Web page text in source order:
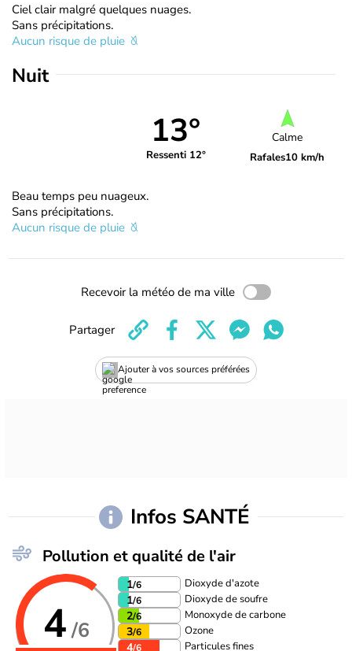
Ciel clair malgré quelques nuages.
Sans précipitations.
Aucun risque de pluie
Nuit
13°
Ressenti 12°
Calme
Rafales10 km/h
Beau temps peu nuageux.
Sans précipitations.
Aucun risque de pluie
Recevoir la météo de ma ville
Ajouter à vos sources préférées
Partager
Infos SANTÉ
Pollution et qualité de l'air
4/6
1/6 Dioxyde d'azote
1/6 Dioxyde de soufre
2/6 Monoxyde de carbone
3/6 Ozone
4/6 Particules fines